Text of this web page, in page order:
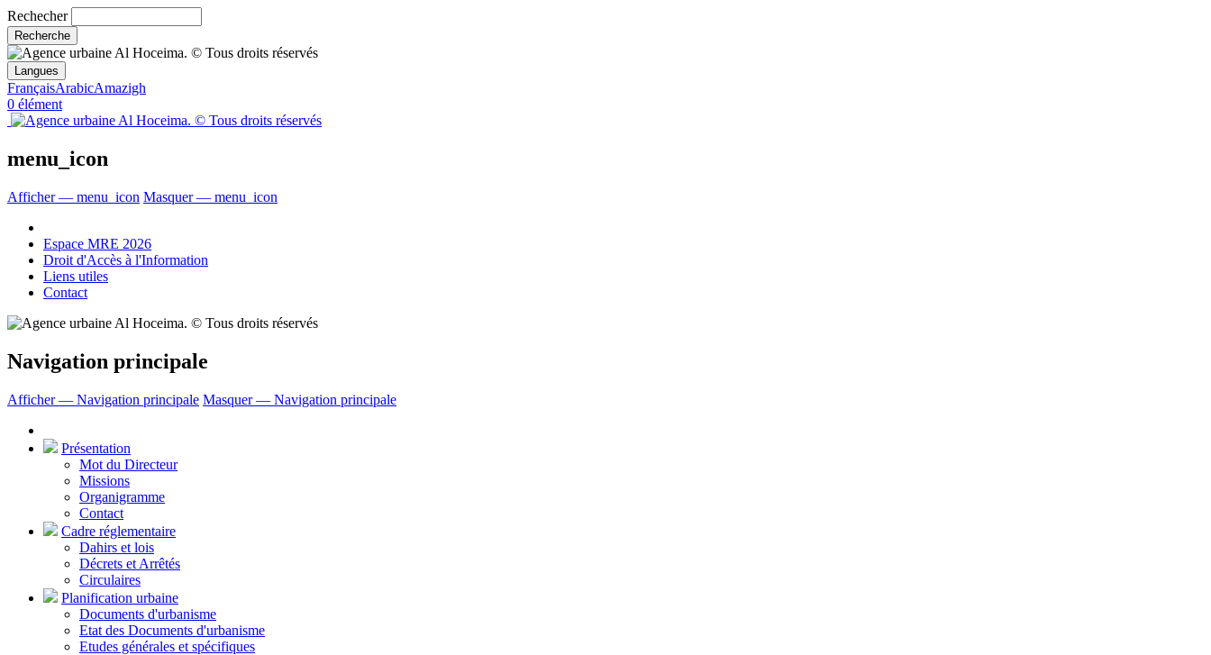
Rechecher
Langues
FrançaisArabicAmazigh
0 élément
menu_icon
Afficher — menu_icon Masquer — menu_icon
Espace MRE 2026
Droit d'Accès à l'Information
Liens utiles
Contact
Navigation principale
Afficher — Navigation principale Masquer — Navigation principale
Présentation
Mot du Directeur
Missions
Organigramme
Contact
Cadre réglementaire
Dahirs et lois
Décrets et Arrêtés
Circulaires
Planification urbaine
Documents d'urbanisme
Etat des Documents d'urbanisme
Etudes générales et spécifiques